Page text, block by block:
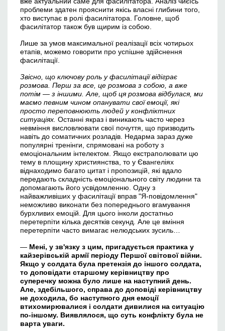
проблеми здатен прояснити якісь власні глибини того,
хто виступає в ролі фасилітатора. Головне, щоб
фасилітатор також був щирим із собою.
Лише за умов максимальної реалізації всіх чотирьох
етапів, можемо говорити про успішне здійснення
фасилітації.
Звісно, що ключову роль у фасилітації відіграє
розмова. Перш за все, це розмова з собою, а вже
потім — з іншими. Але, щоб ця розмова відбулася, ми
маємо певним чином опанувати свої емоції, які
просто переповнюють людей у конфліктних
ситуаціях. Останні якраз і виникають часто через
невміння висловлювати свої почуття, що призводить
навіть до соматичних розладів. Недарма зараз дуже
популярні тренінги, спрямовані на роботу з
емоціональним інтелектом. Якщо екстраполювати цю
тему в площину християнства, то у Євангеліях
віднаходимо багато цитат і пропозицій, які вдало
передають складність емоціонального світу людини та
допомагають його усвідомленню. Одну з
найважливіших у фасилітації вправ "Я-повідомлення"
неможливо виконати без попереднього вгамування
бурхливих емоцій. Для цього інколи достатньо
перетерпіти кілька десятків секунд. Але це вміння
перетерпіти часто вимагає нелюдських зусиль…
— Мені, у зв'язку з цим, пригадується практика у
кайзерівській армії періоду Першої світової війни.
Якщо у солдата була претензія до іншого солдата,
то доповідати старшому керівництву про
суперечку можна було лише на наступний день.
Але, здебільшого, справа до доповіді керівництву
не доходила, бо наступного дня емоції
втихомирювалися і солдати дивилися на ситуацію
по-іншому. Виявлялося, що суть конфлікту була не
варта уваги.